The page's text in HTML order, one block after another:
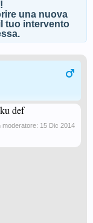
una nuova
tuo intervento
def
moderatore: 15 Dic 2014